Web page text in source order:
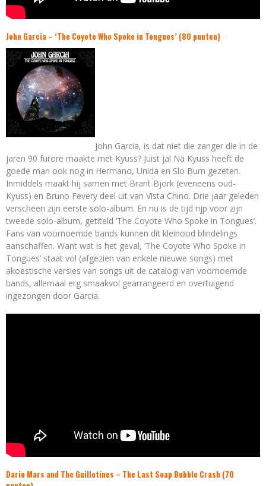
John Garcia – ‘The Coyote Who Spoke in Tongues’ (80 punten)
John Garcia, is dat niet die zanger die in de
jaren 90 furore maakte met Kyuss? Juist ja! Na Kyuss heeft de
goede man ook nog in Hermano, Unida en Slo Burn gezeten.
Inmiddels maakt hij samen met Brant Bjork (eveneens oud-
Kyuss) en Bruno Fevery deel uit van Vista Chino. Drie jaar geleden
verscheen zijn eerste solo-album. En nu is de tijd rijp voor zijn
tweede solo-album, getiteld ‘The Coyote Who Spoke in Tongues’.
Fans van voornoemde bands kunnen dit kleinood blindelings
aanschaffen. Want wat is het geval, ‘The Coyote Who Spoke in
Tongues’ staat vol (afgezien van enkele nieuwe songs) met
akoestische versies van songs uit de catalogi van voornoemde
bands, allemaal erg smaakvol gearrangeerd en overtuigend
ingezongen door Garcia.
Dario Mars and The Guillotines – The Last Soap Bubble Crash (70